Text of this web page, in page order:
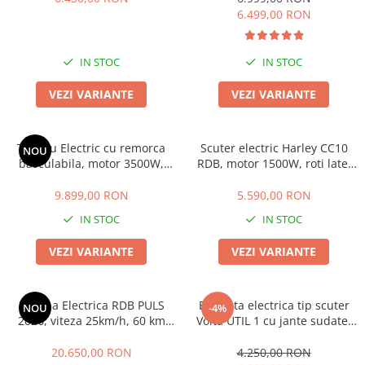
ACCESORII
Masina Electrica RDB
Masina Electrica 25 km/h
Masina Electrica 2 Locuri fara
Cu 2 Roti
Cu 3 Roti fara Permis
Cu 4 Roti
IN STOC
VEZI VARIANTE
6.499,00 RON
IN STOC
VEZI VARIANTE
NOU
Triciclu Electric cu remorca
basculabila, motor 3500W,
PLUS 2026 , Omologata, CIV
9.899,00 RON
IN STOC
VEZI VARIANTE
Scuter electric Harley CC10
RDB, motor 1500W, roti late,
Acumulator Litiu, Autonomie
Omologat RAR, Portocaliu
5.590,00 RON
IN STOC
VEZI VARIANTE
NOU
Masina Electrica RDB PULS
2026, viteza 25km/h, 60 km
72V
20.650,00 RON
-4%
Bicicleta electrica tip scuter
Volta UTIL 1 cu jante sudate,
fara permis, autonomie 33
4.250,00 RON